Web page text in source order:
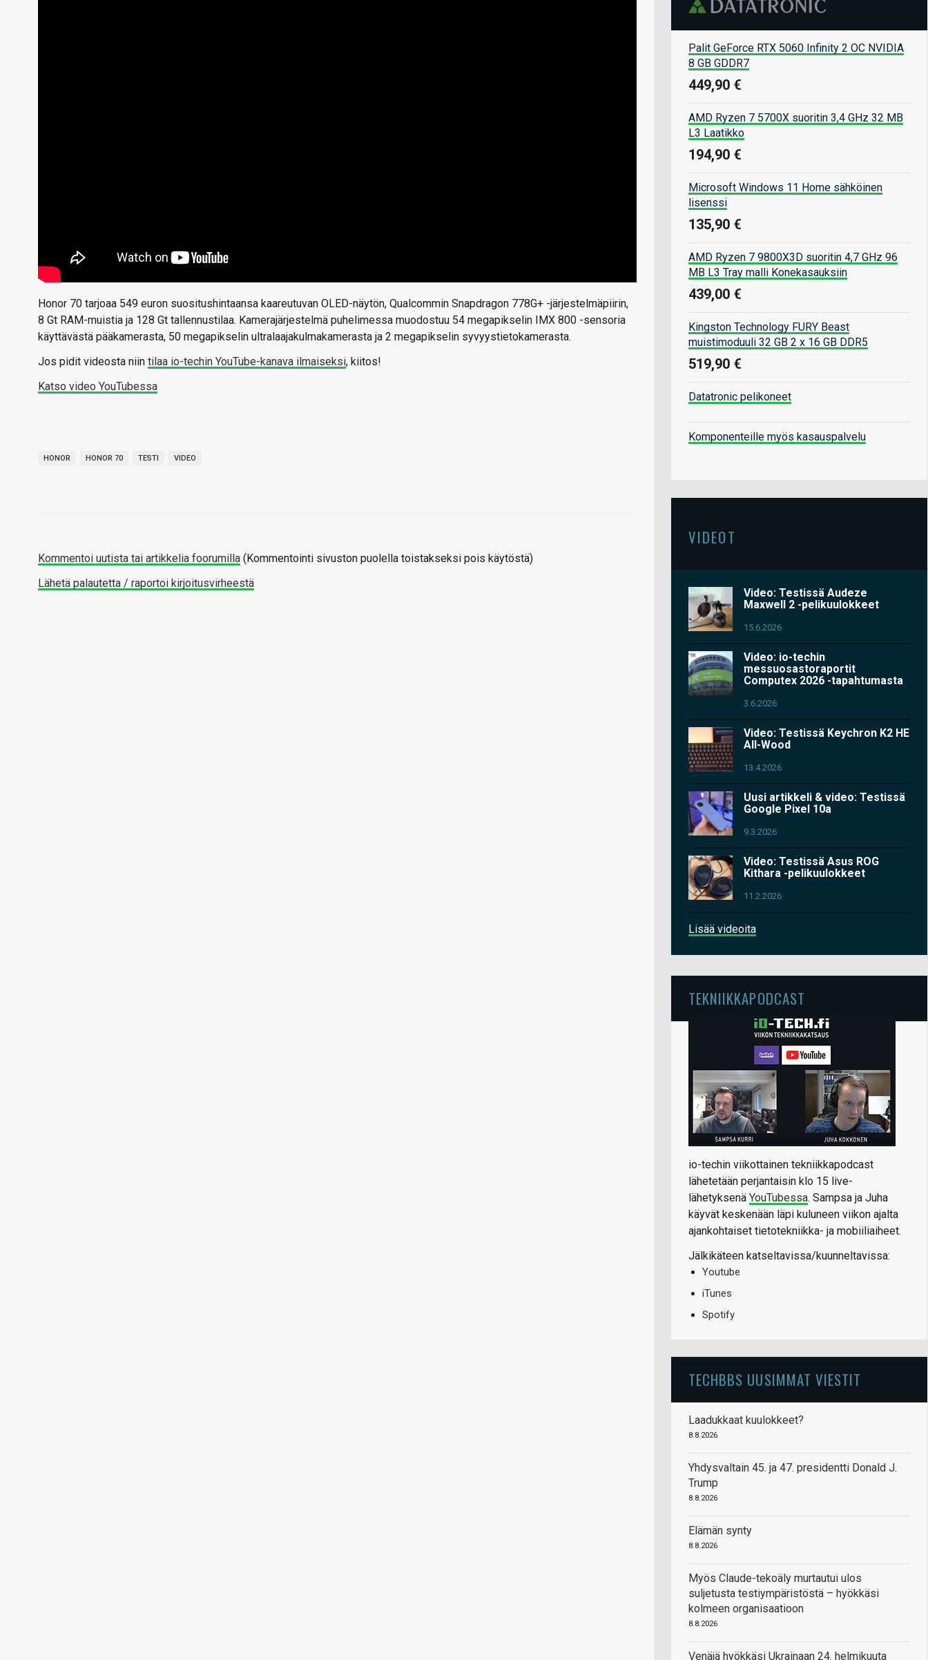
Honor 70 tarjoaa 549 euron suositushintaansa kaareutuvan OLED-näytön, Qualcommin Snapdragon 778G+ -järjestelmäpiirin,
8 Gt RAM-muistia ja 128 Gt tallennustilaa. Kamerajärjestelmä puhelimessa muodostuu 54 megapikselin IMX 800 -sensoria
käyttävästä pääkamerasta, 50 megapikselin ultralaajakulmakamerasta ja 2 megapikselin syvyystietokamerasta.
Jos pidit videosta niin tilaa io-techin YouTube-kanava ilmaiseksi, kiitos!
Katso video YouTubessa
HONOR HONOR 70 TESTI VIDEO
Kommentoi uutista tai artikkelia foorumilla (Kommentointi sivuston puolella toistakseksi pois käytöstä)
Lähetä palautetta / raportoi kirjoitusvirheestä
Palit GeForce RTX 5060 Infinity 2 OC NVIDIA
8 GB GDDR7
449,90 €
AMD Ryzen 7 5700X suoritin 3,4 GHz 32 MB
L3 Laatikko
194,90 €
Microsoft Windows 11 Home sähköinen
lisenssi
135,90 €
AMD Ryzen 7 9800X3D suoritin 4,7 GHz 96
MB L3 Tray malli Konekasauksiin
439,00 €
Kingston Technology FURY Beast
muistimoduuli 32 GB 2 x 16 GB DDR5
519,90 €
Datatronic pelikoneet
Komponenteille myös kasauspalvelu
VIDEOT
Video: Testissä Audeze
Maxwell 2 -pelikuulokkeet
15.6.2026
Video: io-techin
messuosastoraportit
Computex 2026 -tapahtumasta
3.6.2026
Video: Testissä Keychron K2 HE
All-Wood
13.4.2026
Uusi artikkeli & video: Testissä
Google Pixel 10a
9.3.2026
Video: Testissä Asus ROG
Kithara -pelikuulokkeet
11.2.2026
Lisää videoita
TEKNIIKKAPODCAST
io-techin viikottainen tekniikkapodcast
lähetetään perjantaisin klo 15 live-
lähetyksenä YouTubessa. Sampsa ja Juha
käyvät keskenään läpi kuluneen viikon ajalta
ajankohtaiset tietotekniikka- ja mobiiliaiheet.
Jälkikäteen katseltavissa/kuunneltavissa:
Youtube
iTunes
Spotify
TECHBBS UUSIMMAT VIESTIT
Laadukkaat kuulokkeet?
8.8.2026
Yhdysvaltain 45. ja 47. presidentti Donald J.
Trump
8.8.2026
Elämän synty
8.8.2026
Myös Claude-tekoäly murtautui ulos
suljetusta testiympäristöstä – hyökkäsi
kolmeen organisaatioon
8.8.2026
Venäjä hyökkäsi Ukrainaan 24. helmikuuta